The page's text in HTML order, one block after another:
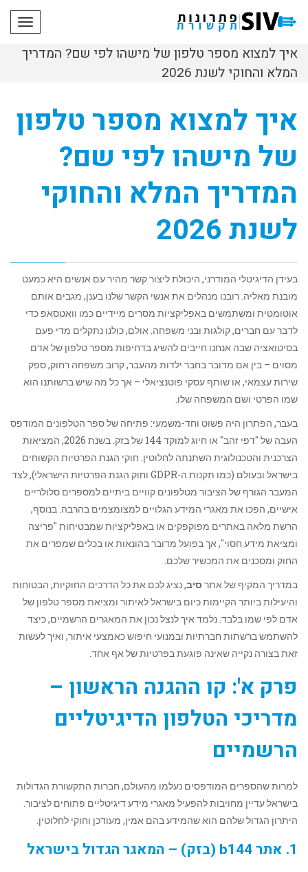
איך למצוא מספר טלפון של מישהו לפי שם? המדריך
המלא והחוקי לשנת 2026
איך למצוא מספר טלפון
של מישהו לפי שם?
המדריך המלא והחוקי
לשנת 2026
בעידן הדיגיטלי המודרני, היכולת ליצור קשר מהיר עם אנשים היא כמעט
מובנת מאליה. רובנו מנהלים את אנשי הקשר שלנו בענן, מגבים אותם
אוטומטית ומשתמשים באפליקציות מסרים מיידיים כמו וואטסאפ כדי
לדבר עם חברים, קולגות ובני משפחה. אולם, כולנו נתקלים מדי פעם
בסיטואציה שבה אנחנו חייבים להשיג בדחיפות מספר טלפון של אדם
מסוים – בין אם מדובר בחבר ילדות מהעבר, קרוב משפחה רחוק, ספק
שירות עצמאי, או שותף עסקי פוטנציאלי – אך כל מה שיש ברשותנו הוא
שמו הפרטי ושם המשפחה שלו.
בעבר, הפתרון היה פשוט וחד-משמעי: פתיחה של ספר הטלפונים המודפס
העבה של "דפי זהב" או חיוג למוקד 144 של בזק. בשנת 2026, המציאות
הצרכנית והטכנולוגית השתנתה לחלוטין. חוקי הגנת הפרטיות הקשוחים
בישראל ובעולם (כמו תקנות ה-GDPR וחוק הגנת הפרטיות הישראלי), לצד
המעבר הגורף של הציבור מטלפונים קוויים ביתיים למספרים סלולריים
אישיים, הפכו את מאגרי המידע הגלויים למצומצמים בהרבה. בנוסף,
הרשת מלאה באתרים מפוקפקים או באפליקציות שמבטיחות "פריצה
ומציאת מידע חסוי", אך בפועל מדובר בהונאות או בכלים שמפרים את
החוק ומסכנים את המכשיר שלכם.
במדריך המקיף של אתר סיב, נציג לכם את כל הדרכים החוקיות, הבטוחות
והיעילות ביותר הקיימות כיום בישראל לאיתור ומציאת מספר טלפון של
אדם לפי שמו בלבד. נלמד איך לנצל נכון את המאגרים הרשמיים, כיצד
להשתמש ברשתות חברתיות ובמנועי חיפוש כאמצעי איתור, ואיך לעשות
זאת בצורה נקייה שאינה פוגעת בפרטיות של אף אחד.
פרק א': קו ההגנה הראשון –
מדריכי הטלפון הדיגיטליים
הרשמיים
למרות שהספרים המודפסים נעלמו מהעולם, חברות התקשורת הגדולות
בישראל עדיין מחויבות להפעיל מאגרי מידע דיגיטליים פתוחים לציבור.
היתרון הגדול שלהם הוא שהמידע בהם אמין, מעודכן וחוקי לחלוטין.
1. אתר b144 (בזק) – המאגר הגדול בישראל